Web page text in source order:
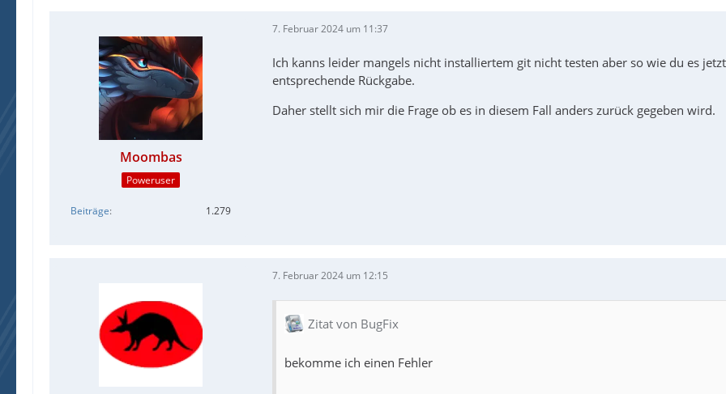
EndFunc
Moombas
Poweruser
Beiträge 1.279
7. Februar 2024 um 11:37
Ich kanns leider mangels nicht installiertem git nicht testen aber so wie du es
entsprechende Rückgabe.
Daher stellt sich mir die Frage ob es in diesem Fall anders zurück gegeben wird.
7. Februar 2024 um 12:15
Zitat von BugFix
bekomme ich einen Fehler